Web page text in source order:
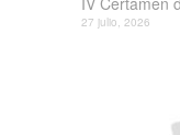
27 julio, 2026